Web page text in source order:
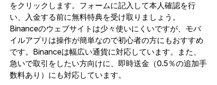
をクリックします。フォームに記入して本人確認を行
い、入金する前に無料特典を受け取りましょう。
Binanceのウェブサイトは少々使いにくいですが、モバ
イルアプリは操作が簡単なので初心者の方にもおすすめ
です。Binanceは幅広い通貨に対応しています。また、
急いで取引をしたい方向けに、即時送金（0.5％の追加手
数料あり）にも対応しています。